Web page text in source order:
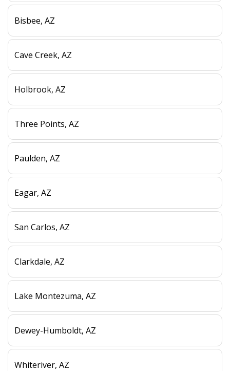
Bisbee, AZ
Cave Creek, AZ
Holbrook, AZ
Three Points, AZ
Paulden, AZ
Eagar, AZ
San Carlos, AZ
Clarkdale, AZ
Lake Montezuma, AZ
Dewey-Humboldt, AZ
Whiteriver, AZ